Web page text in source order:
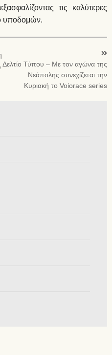
τις καλύτερες
υποδομών.
Δελτίο Τύπου – Με τον αγώνα της
Νεάπολης συνεχίζεται την
Κυριακή το Voiorace series